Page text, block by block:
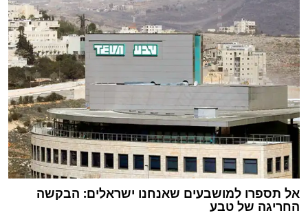
אל תספרו למושבעים שאנחנו ישראלים: הבקשה
החריגה של טבע